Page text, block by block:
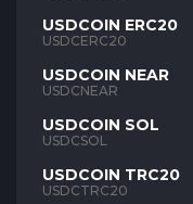
USDCOIN ERC20
USDCERC20
USDCOIN NEAR
USDCNEAR
USDCOIN SOL
USDCSOL
USDCOIN TRC20
USDCTRC20